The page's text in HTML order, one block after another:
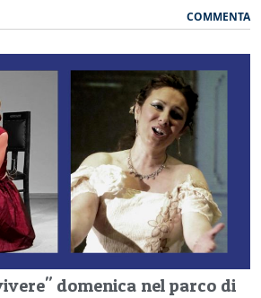
COMMENTA
domenica nel parco di